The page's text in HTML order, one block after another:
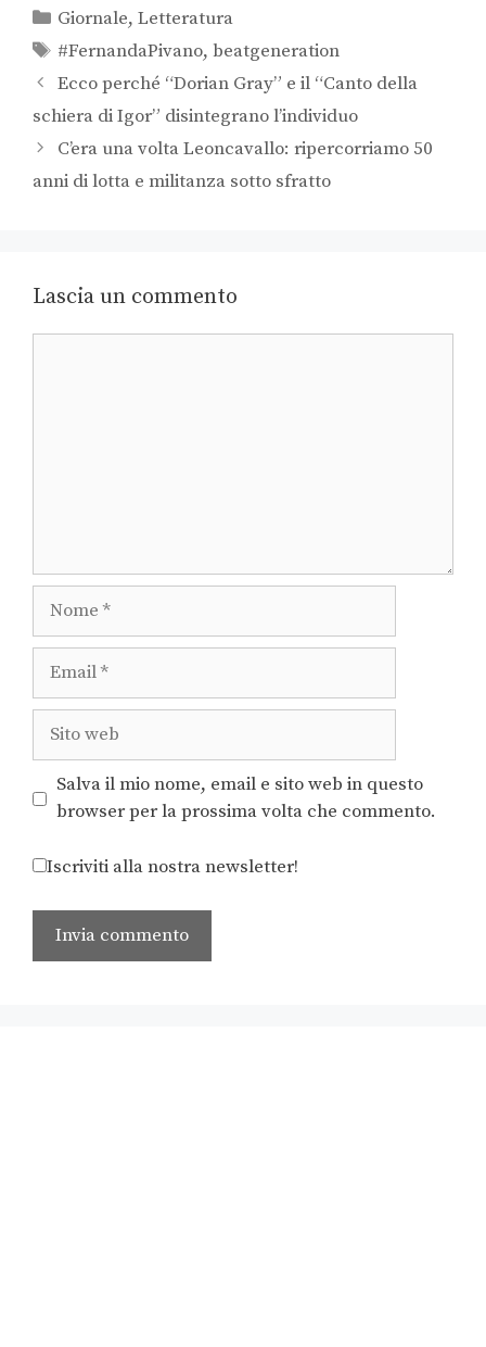
Giornale,Letteratura
#FernandaPivano,beatgeneration
Ecco perché “Dorian Gray” e il “Canto della
schiera di Igor” disintegrano l’individuo
C’era una volta Leoncavallo: ripercorriamo 50
anni di lotta e militanza sotto sfratto
Lascia un commento
Salva il mio nome, email e sito web in questo
browser per la prossima volta che commento.
Iscriviti alla nostra newsletter!